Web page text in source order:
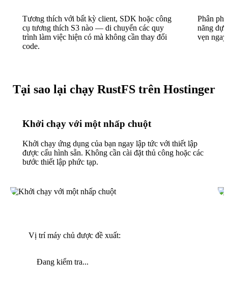
Tương thích với bất kỳ client, SDK hoặc công
cụ tương thích S3 nào — di chuyển các quy
trình làm việc hiện có mà không cần thay đổi
code.
Phân
năng dự
vẹn
Tại sao lại chạy RustFS trên Hostinger
Khởi chạy với một nhấp chuột
Khởi chạy ứng dụng của bạn ngay lập tức với thiết lập
được cấu hình sẵn. Không cần cài đặt thủ công hoặc các
bước thiết lập phức tạp.
Vị trí máy chủ được đề xuất:
Đang kiểm tra...